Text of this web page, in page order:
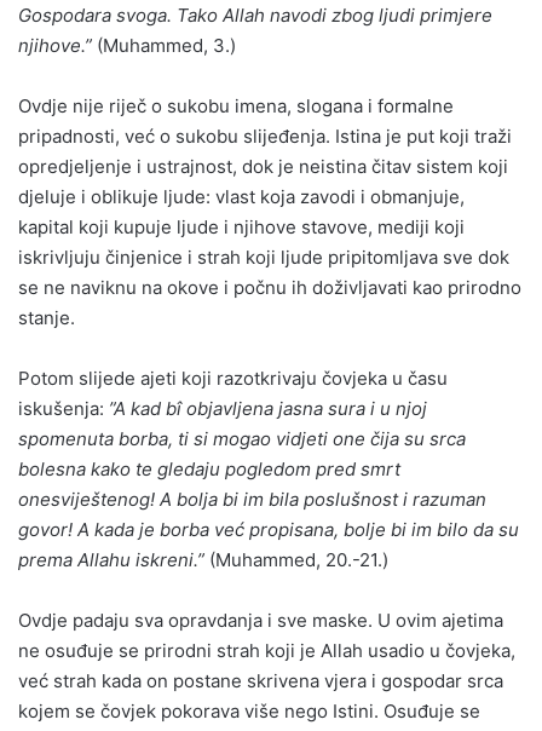
Gospodara svoga. Tako Allah navodi zbog ljudi primjere
njihove.” (Muhammed, 3.)
Ovdje nije riječ o sukobu imena, slogana i formalne
pripadnosti, već o sukobu slijeđenja. Istina je put koji traži
opredjeljenje i ustrajnost, dok je neistina čitav sistem koji
djeluje i oblikuje ljude: vlast koja zavodi i obmanjuje,
kapital koji kupuje ljude i njihove stavove, mediji koji
iskrivljuju činjenice i strah koji ljude pripitomljava sve dok
se ne naviknu na okove i počnu ih doživljavati kao prirodno
stanje.
Potom slijede ajeti koji razotkrivaju čovjeka u času
iskušenja: ”A kad bî objavljena jasna sura i u njoj
spomenuta borba, ti si mogao vidjeti one čija su srca
bolesna kako te gledaju pogledom pred smrt
onesviještenog! A bolja bi im bila poslušnost i razuman
govor! A kada je borba već propisana, bolje bi im bilo da su
prema Allahu iskreni.” (Muhammed, 20.-21.)
Ovdje padaju sva opravdanja i sve maske. U ovim ajetima
ne osuđuje se prirodni strah koji je Allah usadio u čovjeka,
već strah kada on postane skrivena vjera i gospodar srca
kojem se čovjek pokorava više nego Istini. Osuđuje se